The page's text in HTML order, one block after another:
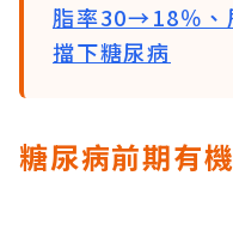
脂率30→18％、
擋下糖尿病
糖尿病前期有